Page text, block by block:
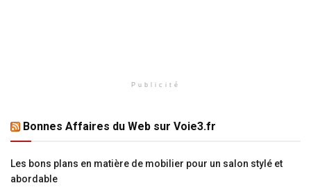
Publicité
Bonnes Affaires du Web sur Voie3.fr
Les bons plans en matière de mobilier pour un salon stylé et
abordable